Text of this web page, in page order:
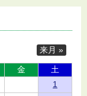
来月 »
金
土
1